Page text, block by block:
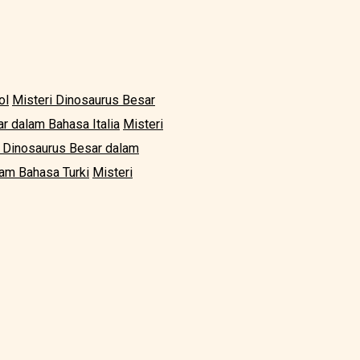
Misteri Dinosaurus Besar
dalam Bahasa Italia Misteri
Besar dalam
Bahasa Turki Misteri